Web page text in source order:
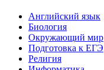
Английский язык
Биология
Окружающий мир
Подготовка к ЕГЭ
Религия